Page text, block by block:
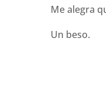
Me alegra
Un beso.